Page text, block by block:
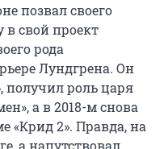
позвал своего
в свой проект
рода
Лундгрена. Он
роль царя
а в 2018-м снова
«Крид 2». Правда, на
а напутствовал